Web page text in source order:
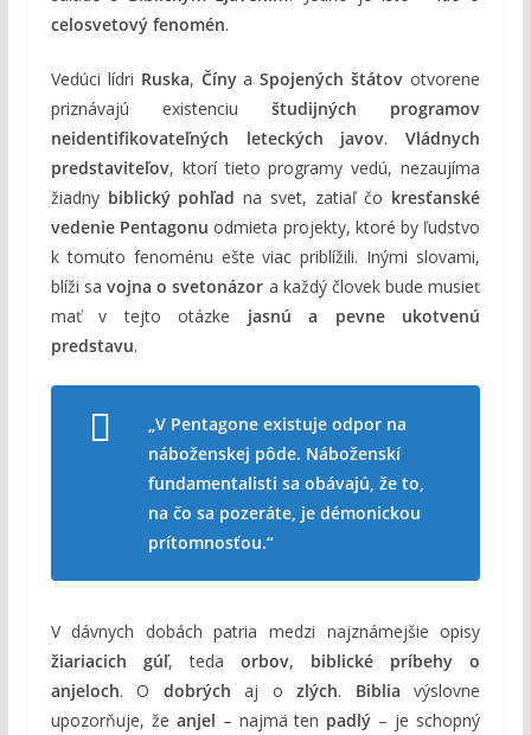
celosvetový fenomén.
Vedúci lídri Ruska, ČínyaSpojených štátov otvorene
priznávajú existenciuštudijných programov
neidentifikovateľných leteckých javov.Vládnych
predstaviteľov, ktorí tieto programy vedú, nezaujíma
žiadny biblický pohľad na svet, zatiaľ čo kresťanské
vedenie Pentagonu odmieta projekty, ktoré by ľudstvo
k tomuto fenoménu ešte viac priblížili. Inými slovami,
blíži savojna o svetonázor a každý človek bude musieť
mať v tejto otázke jasnú a pevne ukotvenú
predstavu.
„V Pentagone existuje odpor na
náboženskej pôde. Náboženskí
fundamentalisti sa obávajú, že to,
na čo sa pozeráte, je démonickou
prítomnosťou.“
V dávnych dobách patria medzi najznámejšie opisy
žiariacich gúľ, teda orbov, biblické príbehy o
anjeloch. O dobrých aj ozlých. Biblia výslovne
upozorňuje, že anjel – najmä ten padlý – je schopný